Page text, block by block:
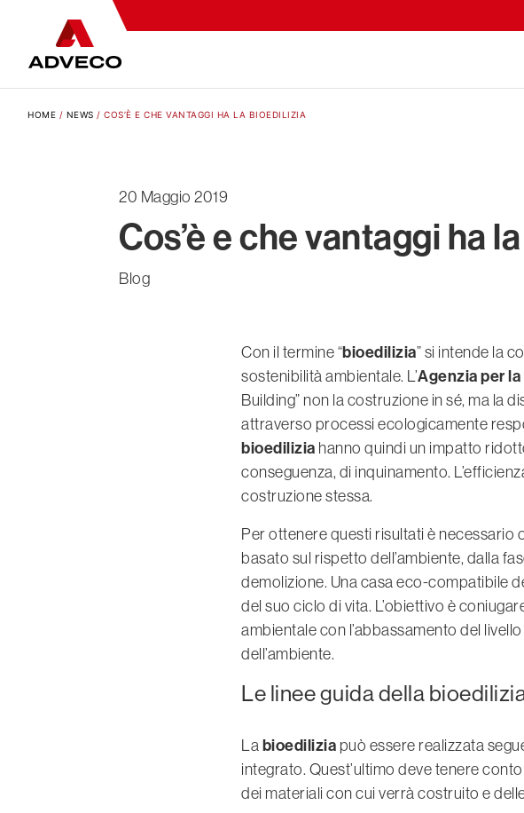
HOME / NEWS / COS’È E CHE VANTAGGI HA LA BIOEDILIZIA
20 Maggio 2019
Cos’è e che vantaggi ha
Blog
Con il termine “bioedilizia” si intende la
sostenibilità ambientale. L’Agenzia per
Building” non la costruzione in sé, ma la
attraverso processi ecologicamente
bioedilizia hanno quindi un impatto
conseguenza, di inquinamento.
costruzione stessa.
Per ottenere questi risultati è necessario
basato sul rispetto dell’ambiente, dalla
demolizione. Una casa eco-compatibile
del suo ciclo di vita. L’obiettivo è
ambientale con l’abbassamento del
dell’ambiente.
Le linee guida della
La bioedilizia può essere realizzata
integrato. Quest’ultimo deve tenere
dei materiali con cui verrà costruito e